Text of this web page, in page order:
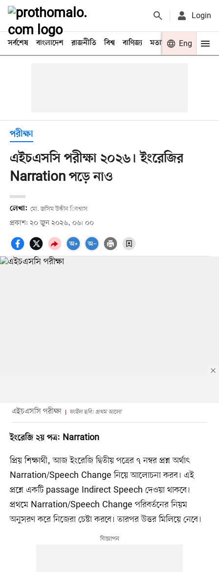
Login
সর্বশেষ বাংলাদেশ রাজনীতি বিশ্ব বাণিজ্য মতামত খেলা
Eng
পরীক্ষা
এইচএসসি পরীক্ষা ২০২৬। ইংরেজির
Narration পড়ে নাও
লেখা: মো. জসিম উদ্দীন িবশ্বাস
প্রকাশ: ২০ জুন ২০২৬, ০৬: ০০
এইচএসসি পরীক্ষা ফাইল ছবি: প্রথম আলো
ইংরেজি ২য় পত্র: Narration
প্রিয় শিক্ষার্থী, আজ ইংরেজি দ্বিতীয় পত্রের ৭ নম্বর প্রশ্ন অর্থাৎ
Narration/Speech Change নিয়ে আলোচনা করব। এই
প্রশ্নে একটি passage Indirect Speech দেওয়া থাকবে।
প্রথমে Narration/Speech Change পরিবর্তনের নিয়ম
অনুসরণ করে নিজেরা চেষ্টা করবে। তারপর উত্তর মিলিয়ে নেবে।